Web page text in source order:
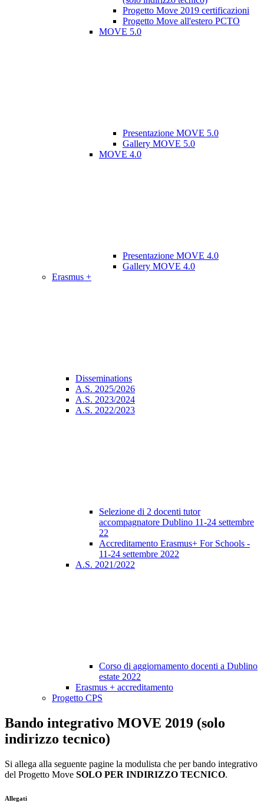
Progetto Move 2019 certificazioni
Progetto Move all'estero PCTO
MOVE 5.0
Presentazione MOVE 5.0
Gallery MOVE 5.0
MOVE 4.0
Presentazione MOVE 4.0
Gallery MOVE 4.0
Erasmus +
Disseminations
A.S. 2025/2026
A.S. 2023/2024
A.S. 2022/2023
Selezione di 2 docenti tutor
accompagnatore Dublino 11-24 settembre
22
Accreditamento Erasmus+ For Schools -
11-24 settembre 2022
A.S. 2021/2022
Corso di aggiornamento docenti a Dublino
estate 2022
Erasmus + accreditamento
Progetto CPS
Bando integrativo MOVE 2019 (solo
indirizzo tecnico)
Si allega alla seguente pagine la modulista che per bando integrativo
del Progetto Move SOLO PER INDIRIZZO TECNICO.
Allegati